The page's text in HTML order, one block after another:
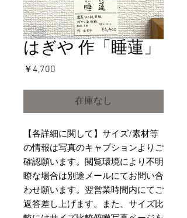
はぎや 作「睡蓮」
￥4,700
在庫なし
【各詳細に関して】サイズ/素材等
の情報は写真のキャプションよりご
確認願います。閲覧環境により不明
瞭な場合は別途メールにてお問い合
わせ願います。翌営業時間内にてご
返答差し上げます。また、サイズ比